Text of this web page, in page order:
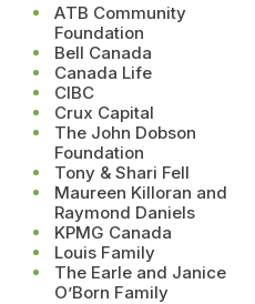
ATB Community
Foundation
Bell Canada
Canada Life
CIBC
Crux Capital
The John Dobson
Foundation
Tony & Shari Fell
Maureen Killoran and
Raymond Daniels
KPMG Canada
Louis Family
The Earle and Janice
O’Born Family